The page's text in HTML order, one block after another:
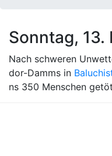
Sonntag,
Nach schweren
dor-Damms in
ns 350 Menschen